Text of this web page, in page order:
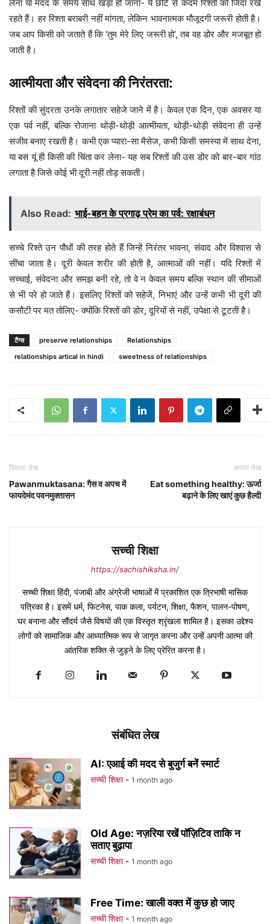
लेना या मदद के समय साथ खड़ा हो जाना- ये छोटे से कदम रिश्तों को जिंदा रखे
रहते हैं। हर रिश्ता बराबरी नहीं मांगता, लेकिन भावनात्मक मौजूदगी जरूरी होती है।
जब आप किसी को जताते हैं कि ‘तुम मेरे लिए जरूरी हो’, तब वह डोर और मजबूत हो
जाती है।
आत्मीयता और संवेदना की निरंतरता:
रिश्तों की सुंदरता उनके लगातार सहेजे जाने में है। केवल एक दिन, एक अवसर या
एक पर्व नहीं, बल्कि रोजाना थोड़ी-थोड़ी आत्मीयता, थोड़ी-थोड़ी संवेदना ही उन्हें
सजीव बनाए रखती है। कभी एक प्यारा-सा मैसेज, कभी किसी समस्या में साथ देना,
या बस यूं ही किसी की चिंता कर लेना- यह सब रिश्तों की उस डोर को बार-बार गांठ
लगाता है जिसे कोई भी दूरी नहीं तोड़ सकती।
Also Read: भाई-बहन के प्रगाढ़ प्रेम का पर्व: रक्षाबंधन
सच्चे रिश्ते उन पौधों की तरह होते हैं जिन्हें निरंतर भावना, संवाद और विश्वास से
सींचा जाता है। दूरी केवल शरीर की होती है, आत्माओं की नहीं। यदि रिश्तों में
सच्चाई, संवेदना और समझ बनी रहे, तो वे न केवल समय बल्कि स्थान की सीमाओं
से भी परे हो जाते हैं। इसलिए रिश्तों को सहेजें, निभाएं और उन्हें कभी भी दूरी की
कसौटी पर मत तोलिए- क्योंकि रिश्तों की डोर, दूरियों से नहीं, उपेक्षा से टूटती है।
टैग्स preserve relationships
Relationships
relationships artical in hindi
sweetness of relationships
पिछला लेख
Pawanmuktasana: गैस व अपच में
फायदेमंद पवनमुक्तासन
अगला लेख
Eat something healthy: ऊर्जा
बढ़ाने के लिए खाएं कुछ हैल्दी
सच्ची शिक्षा
https://sachishiksha.in/
सच्ची शिक्षा हिंदी, पंजाबी और अंग्रेजी भाषाओं में प्रकाशित एक त्रिभाषी मासिक
पत्रिका है। इसमें धर्म, फिटनेस, पाक कला, पर्यटन, शिक्षा, फैशन, पालन-पोषण,
घर बनाना और सौंदर्य जैसे विषयों की एक विस्तृत श्रृंखला शामिल है। इसका उद्देश्य
लोगों को सामाजिक और आध्यात्मिक रूप से जागृत करना और उन्हें अपनी आत्मा की
आंतरिक शक्ति से जुड़ने के लिए प्रेरित करना है।
संबंधित लेख
AI: एआई की मदद से बुजुर्ग बनें स्मार्ट
सच्ची शिक्षा - 1 month ago
Old Age: नज़रिया रखें पॉज़िटिव ताकि न
सताए बुढ़ापा
सच्ची शिक्षा - 1 month ago
Free Time: खाली वक्त में कुछ हो जाए
सच्ची शिक्षा - 1 month ago